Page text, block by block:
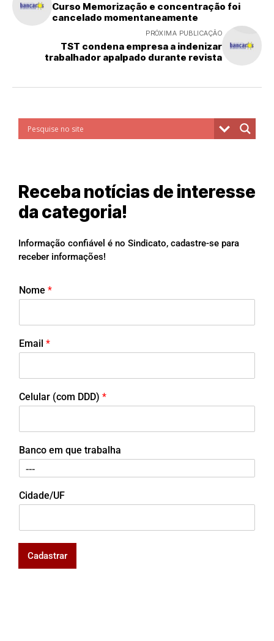
Curso Memorização e concentração foi
cancelado momentaneamente
PRÓXIMA PUBLICAÇÃO
TST condena empresa a indenizar
trabalhador apalpado durante revista
Receba notícias de interesse
da categoria!
Informação confiável é no Sindicato, cadastre-se para
receber informações!
Nome *
Email *
Celular (com DDD) *
Banco em que trabalha
Cidade/UF
Cadastrar